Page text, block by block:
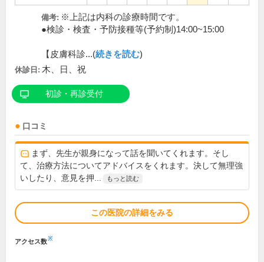
備考: ※上記は内科の診療時間です。
●検診・検査・予防接種等(予約制)14:00~15:00
【皮膚科診...(続きを読む)
休診日: 木、日、祝
初診・再診受付
口コミ
まず、先生が親身になって話を聞いてくれます。そし
て、治療方法についてアドバイスをくれます。決して無理強
いしたり、意見を押...
もっと読む
この医院の詳細をみる
アクセス数※